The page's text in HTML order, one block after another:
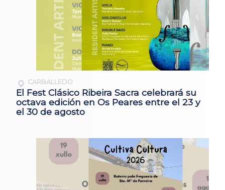
CARBALLEDO
El Fest Clásico Ribeira Sacra celebrará su
octava edición en Os Peares entre el 23 y
el 30 de agosto